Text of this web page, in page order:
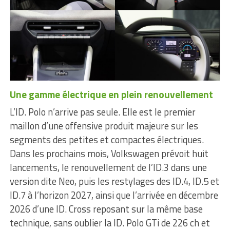
Une gamme électrique en plein renouvellement
L’ID. Polo n’arrive pas seule. Elle est le premier
maillon d’une offensive produit majeure sur les
segments des petites et compactes électriques.
Dans les prochains mois, Volkswagen prévoit huit
lancements, le renouvellement de l’ID.3 dans une
version dite Neo, puis les restylages des ID.4, ID.5 et
ID.7 à l’horizon 2027, ainsi que l’arrivée en décembre
2026 d’une ID. Cross reposant sur la même base
technique, sans oublier la ID. Polo GTi de 226 ch et